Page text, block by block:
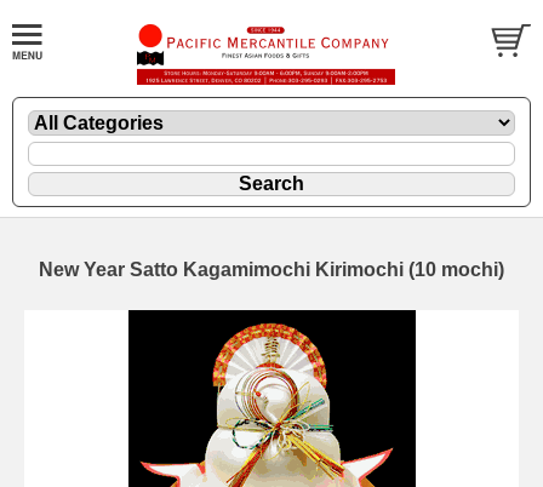
New Year Satto Kagamimochi Kirimochi (10 mochi)